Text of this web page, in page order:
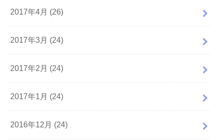
2017年4月 (26)
2017年3月 (24)
2017年2月 (24)
2017年1月 (24)
2016年12月 (24)